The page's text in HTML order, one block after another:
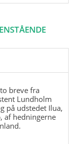
breve fra
Lundholm
på udstedet Ilua,
af hedningerne